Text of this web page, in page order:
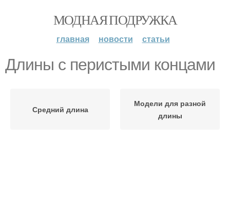
МОДНАЯ ПОДРУЖКА
главная новости статьи
Длины с перистыми концами
Средний длина
Модели для разной
длины